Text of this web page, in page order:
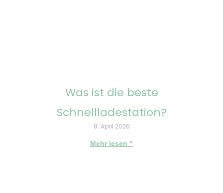
Was ist die beste
Schnellladestation?
8. April 2026
Mehr lesen "